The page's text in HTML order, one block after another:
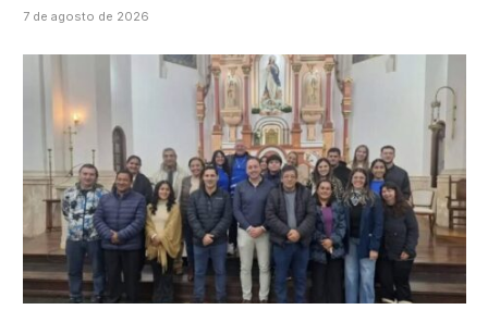
7 de agosto de 2026